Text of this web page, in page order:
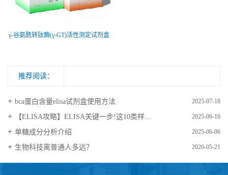
γ-谷氨酰转肽酶(γ-GT)活性测定试剂盒
推荐阅读：
bca蛋白含量elisa试剂盒使用方法 2025-07-18
【ELISA攻略】ELISA关键一步!这10类样品要如何处理? 2025-06-16
​单糖成分分析介绍 2025-06-06
生物科技离普通人多远？ 2020-05-21